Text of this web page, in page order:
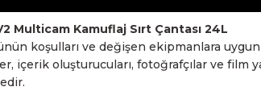
Multicam Kamuflaj Sırt Çantası 24L
koşulları ve değişen ekipmanlara
içerik oluşturucuları, fotoğrafçılar ve film